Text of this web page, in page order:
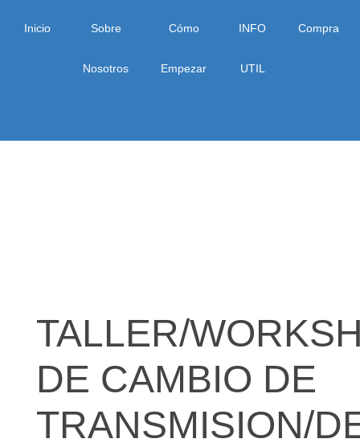
Inicio Sobre
Nosotros
Cómo
Empezar
INFO
UTIL
Compra
TALLER/
DE CAMBIO DE
TRANSMISION/